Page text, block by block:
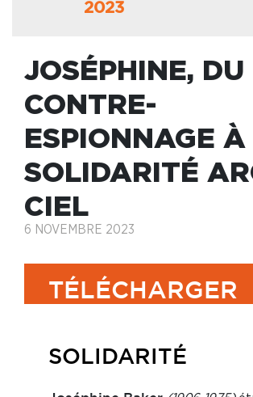
2023
JOSÉPHINE, DU
CONTRE-
ESPIONNAGE
SOLIDARITÉ
CIEL
6 NOVEMBRE 2023
TÉLÉCHARGER
SOLIDARITÉ